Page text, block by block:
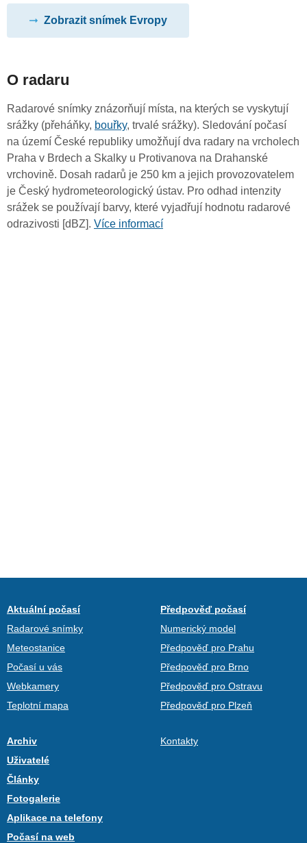
Zobrazit snímek Evropy
O radaru
Radarové snímky znázorňují místa, na kterých se vyskytují
srážky (přeháňky, bouřky, trvalé srážky). Sledování počasí
na území České republiky umožňují dva radary na vrcholech
Praha v Brdech a Skalky u Protivanova na Drahanské
vrchovině. Dosah radarů je 250 km a jejich provozovatelem
je Český hydrometeorologický ústav. Pro odhad intenzity
srážek se používají barvy, které vyjadřují hodnotu radarové
odrazivosti [dBZ]. Více informací
Aktuální počasí
Radarové snímky
Meteostanice
Počasí u vás
Webkamery
Teplotní mapa
Předpověď počasí
Numerický model
Předpověď pro Prahu
Předpověď pro Brno
Předpověď pro Ostravu
Předpověď pro Plzeň
Archiv
Uživatelé
Články
Fotogalerie
Aplikace na telefony
Počasí na web
Kontakty